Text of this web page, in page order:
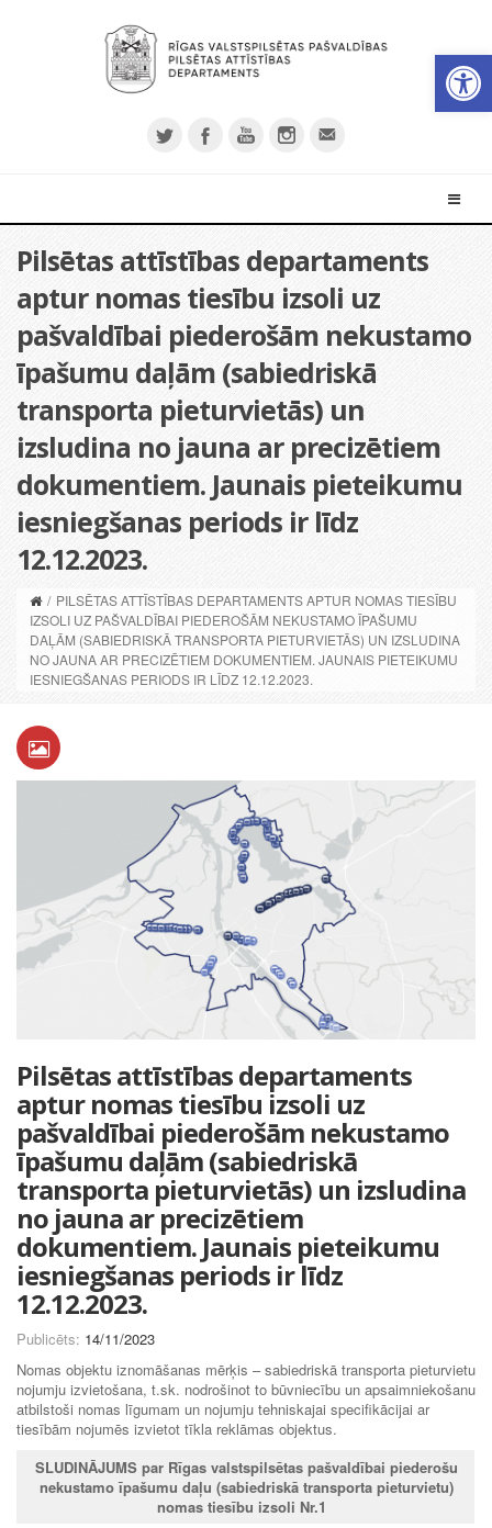
Pilsētas attīstības departaments
aptur nomas tiesību izsoli uz
pašvaldībai piederošām nekustamo
īpašumu daļām (sabiedriskā
transporta pieturvietās) un
izsludina no jauna ar precizētiem
dokumentiem. Jaunais pieteikumu
iesniegšanas periods ir līdz
12.12.2023.
/ PILSĒTAS ATTĪSTĪBAS DEPARTAMENTS APTUR NOMAS TIESĪBU
IZSOLI UZ PAŠVALDĪBAI PIEDEROŠĀM NEKUSTAMO ĪPAŠUMU
DAĻĀM (SABIEDRISKĀ TRANSPORTA PIETURVIETĀS) UN IZSLUDINA
NO JAUNA AR PRECIZĒTIEM DOKUMENTIEM. JAUNAIS PIETEIKUMU
IESNIEGŠANAS PERIODS IR LĪDZ 12.12.2023.
Pilsētas attīstības departaments
aptur nomas tiesību izsoli uz
pašvaldībai piederošām nekustamo
īpašumu daļām (sabiedriskā
transporta pieturvietās) un izsludina
no jauna ar precizētiem
dokumentiem. Jaunais pieteikumu
iesniegšanas periods ir līdz
12.12.2023.
Publicēts: 14/11/2023
Nomas objektu iznomāšanas mērķis – sabiedriskā transporta pieturvietu
nojumju izvietošana, t.sk. nodrošinot to būvniecību un apsaimniekošanu
atbilstoši nomas līgumam un nojumju tehniskajai specifikācijai ar
tiesībām nojumēs izvietot tīkla reklāmas objektus.
SLUDINĀJUMS par Rīgas valstspilsētas pašvaldībai piederošu
nekustamo īpašumu daļu (sabiedriskā transporta pieturvietu)
nomas tiesību izsoli Nr.1